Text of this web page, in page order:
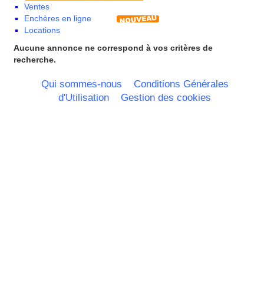
Ventes
Enchères en ligne
Locations
Aucune annonce ne correspond à vos critères de
recherche.
Qui sommes-nous
Conditions Générales
d'Utilisation
Gestion des cookies